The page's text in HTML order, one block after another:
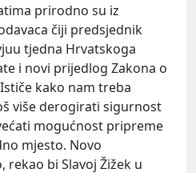
prirodno su iz
čiji predsjednik
tjedna Hrvatskoga
i novi prijedlog Zakona o
kako nam treba
više derogirati sigurnost
mogućnost pripreme
mjesto. Novo
bi Slavoj Žižek u